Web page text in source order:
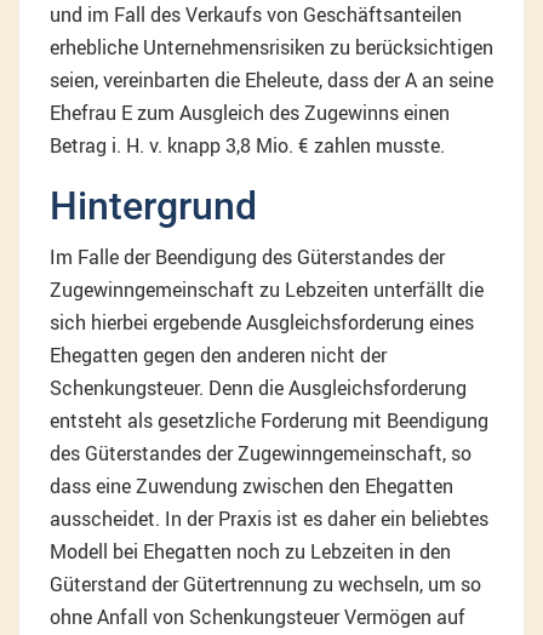
und im Fall des Verkaufs von Geschäftsanteilen
erhebliche Unternehmensrisiken zu berücksichtigen
seien, vereinbarten die Eheleute, dass der A an seine
Ehefrau E zum Ausgleich des Zugewinns einen
Betrag i. H. v. knapp 3,8 Mio. € zahlen musste.
Hintergrund
Im Falle der Beendigung des Güterstandes der
Zugewinngemeinschaft zu Lebzeiten unterfällt die
sich hierbei ergebende Ausgleichsforderung eines
Ehegatten gegen den anderen nicht der
Schenkungsteuer. Denn die Ausgleichsforderung
entsteht als gesetzliche Forderung mit Beendigung
des Güterstandes der Zugewinngemeinschaft, so
dass eine Zuwendung zwischen den Ehegatten
ausscheidet. In der Praxis ist es daher ein beliebtes
Modell bei Ehegatten noch zu Lebzeiten in den
Güterstand der Gütertrennung zu wechseln, um so
ohne Anfall von Schenkungsteuer Vermögen auf